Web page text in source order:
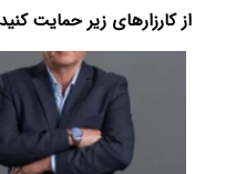
از کارزارهای زیر حمایت